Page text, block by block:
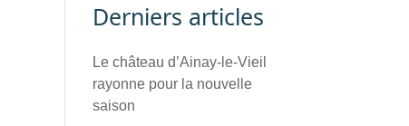
Derniers articles
Le château d’Ainay-le-Vieil
rayonne pour la nouvelle
saison